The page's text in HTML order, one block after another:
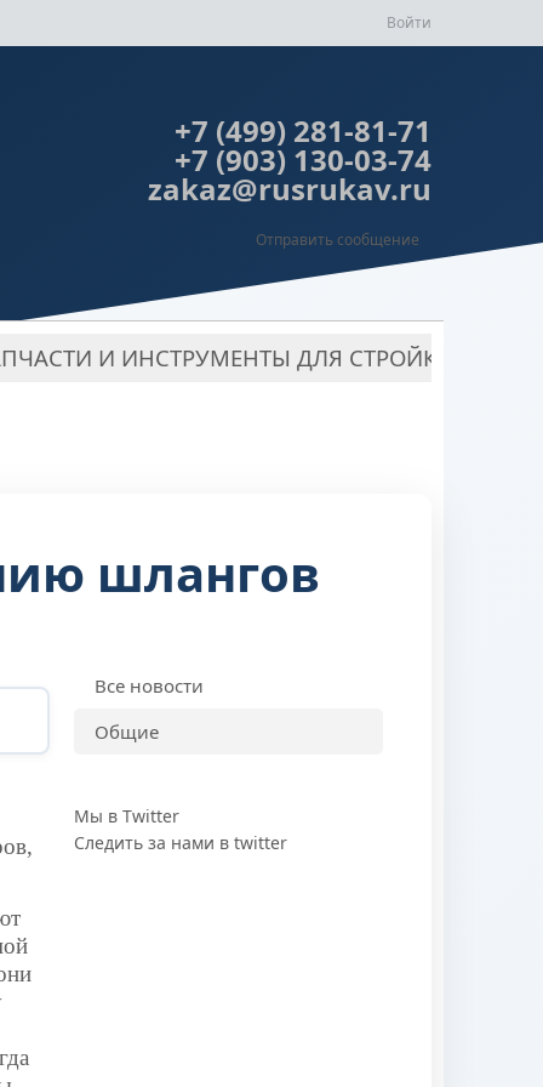
Войти
+7 (499) 281-81-71
+7 (903) 130-03-74
zakaz@rusrukav.ru
Отправить сообщение
И ИНСТРУМЕНТЫ ДЛЯ СТРОЙКИ
шлангов
Все новости
Общие
Мы в Twitter
Следить за нами в twitter